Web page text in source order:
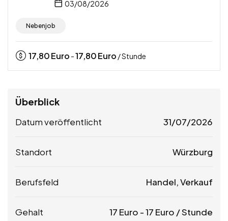
03/08/2026
Nebenjob
17,80Euro -17,80Euro / Stunde
Überblick
Datum veröffentlicht 31/07/2026
Standort Würzburg
Berufsfeld Handel, Verkauf
Gehalt 17 Euro -17 Euro / Stunde